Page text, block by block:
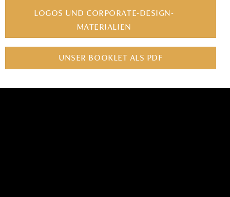
LOGOS UND CORPORATE-DESIGN-
MATERIALIEN
UNSER BOOKLET ALS PDF